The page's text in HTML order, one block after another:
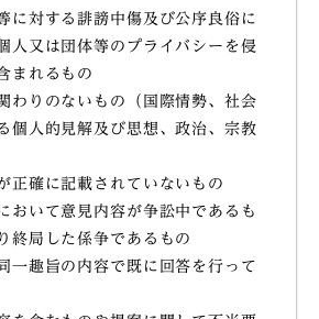
に対する誹謗中傷及び公序良俗に
人又は団体等のプライバシーを侵
まれるもの
わりのないもの（国際情勢、社会
個人的見解及び思想、政治、宗教
正確に記載されていないもの
おいて意見内容が争訟中であるも
終局した係争であるもの
一趣旨の内容で既に回答を行って